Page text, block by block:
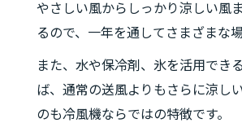
やさしい風からしっかり涼しい風
るので、一年を通してさまざまな
また、水や保冷剤、氷を活用でき
ば、通常の送風よりもさらに涼し
のも冷風機ならではの特徴です。